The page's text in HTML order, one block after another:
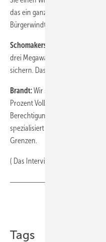
das ein ganz anderes
Bürgerwindturbine haben und
Schomakers:
drei Megawatt durch
sichern. Das wird aber nicht von
Brandt:Wir schließen bei den
Prozent Vollwartungsverträge in
Berechtigung viele kleine
spezialisiert haben. Die stoßen
Grenzen.
( Das Interview führten Tilman
Tags